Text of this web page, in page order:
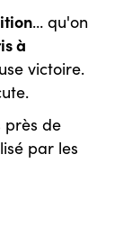
… qu'on
à
victoire.
près de
par les